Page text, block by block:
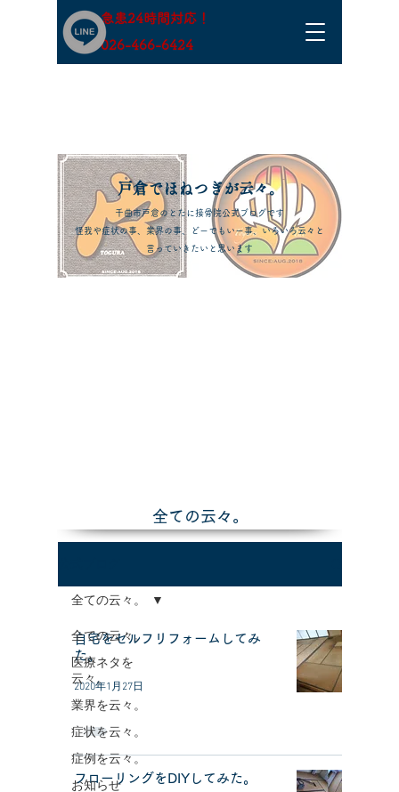
急患24時間対応！
​026-466-6424
​戸倉でほねつぎが云々。
千曲市戸倉のとたに接骨院公式ブログです
怪我や症状の事、業界の事、どーでもいー事、いろいろ云々と
言っていきたいと思います
全ての云々。
全ての云々。
医療ネタを
云々。
業界を云々。
症状を云々。
症例を云々。
お知らせ
全ての云々。
自宅をセルフリフォームしてみ
た。
2020年1月27日
フローリングをDIYしてみた。